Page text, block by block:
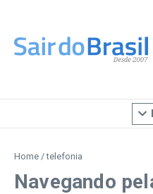
Home /telefonia
Navegando